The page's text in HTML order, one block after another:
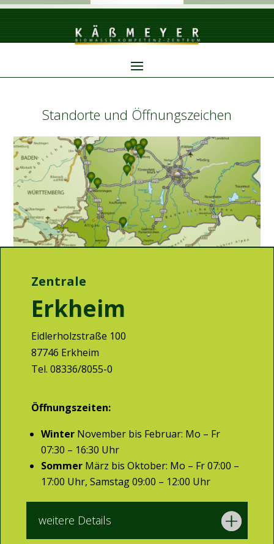
Standorte und Öffnungszeichen
Zentrale
Erkheim
Eidlerholzstraße 100
87746 Erkheim
Tel. 08336/8055-0
Öffnungszeiten:
Winter November bis Februar: Mo – Fr
07:30 – 16:30 Uhr
Sommer März bis Oktober: Mo – Fr 07:00 –
17:00 Uhr, Samstag 09:00 – 12:00 Uhr
weitere Details